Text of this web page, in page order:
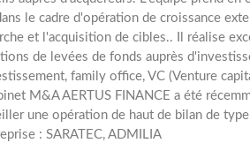
le cadre d'opération de croissance
et l'acquisition de cibles..
Il réalise
de levées de fonds auprès
family office, VC (Venture
M&A AERTUS FINANCE a été
une opération de haut de bilan de
: SARATEC, ADMILIA